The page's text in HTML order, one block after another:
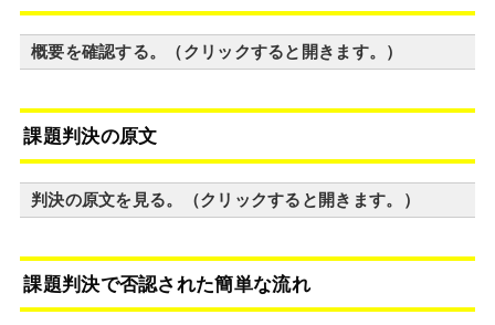
概要を確認する。（クリックすると開きます。）
課題判決の原文
判決の原文を見る。（クリックすると開きます。）
課題判決で否認された簡単な流れ